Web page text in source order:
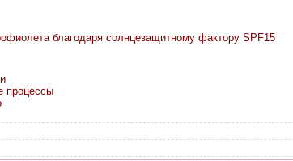
благодаря солнцезащитному фактору SPF15
процессы